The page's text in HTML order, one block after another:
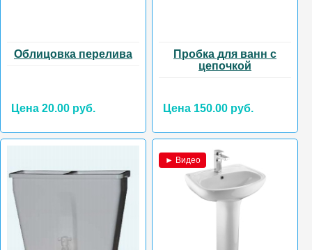
Облицовка перелива
Цена 20.00 руб.
Пробка для ванн с
цепочкой
Цена 150.00 руб.
► Видео